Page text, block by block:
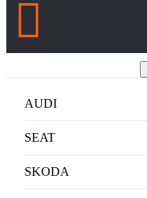
AUDI
SEAT
SKODA